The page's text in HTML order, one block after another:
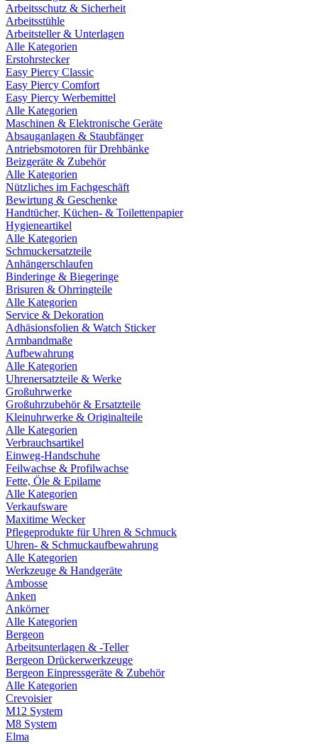
Arbeitsschutz & Sicherheit
Arbeitsstühle
Arbeitsteller & Unterlagen
Alle Kategorien
Erstohrstecker
Easy Piercy Classic
Easy Piercy Comfort
Easy Piercy Werbemittel
Alle Kategorien
Maschinen & Elektronische Geräte
Absauganlagen & Staubfänger
Antriebsmotoren für Drehbänke
Beizgeräte & Zubehör
Alle Kategorien
Nützliches im Fachgeschäft
Bewirtung & Geschenke
Handtücher, Küchen- & Toilettenpapier
Hygieneartikel
Alle Kategorien
Schmuckersatzteile
Anhängerschlaufen
Binderinge & Biegeringe
Brisuren & Ohrringteile
Alle Kategorien
Service & Dekoration
Adhäsionsfolien & Watch Sticker
Armbandmaße
Aufbewahrung
Alle Kategorien
Uhrenersatzteile & Werke
Großuhrwerke
Großuhrzubehör & Ersatzteile
Kleinuhrwerke & Originalteile
Alle Kategorien
Verbrauchsartikel
Einweg-Handschuhe
Feilwachse & Profilwachse
Fette, Öle & Epilame
Alle Kategorien
Verkaufsware
Maxitime Wecker
Pflegeprodukte für Uhren & Schmuck
Uhren- & Schmuckaufbewahrung
Alle Kategorien
Werkzeuge & Handgeräte
Ambosse
Anken
Ankörner
Alle Kategorien
Bergeon
Arbeitsunterlagen & -Teller
Bergeon Drückerwerkzeuge
Bergeon Einpressgeräte & Zubehör
Alle Kategorien
Crevoisier
M12 System
M8 System
Elma